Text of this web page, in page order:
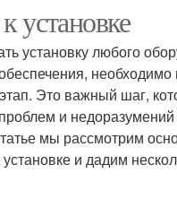
установке
установку любого
необходимо
Это важный шаг,
и
мы рассмотрим
и дадим